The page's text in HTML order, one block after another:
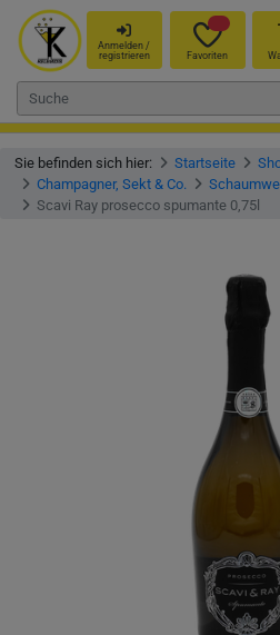
Anmelden /
registrieren
Favoriten
Sie befinden sich hier: Startseite
Champagner, Sekt & Co.
Scavi Ray prosecco spumante 0,75l